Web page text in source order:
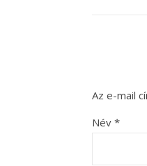
Az e-mail
Név *